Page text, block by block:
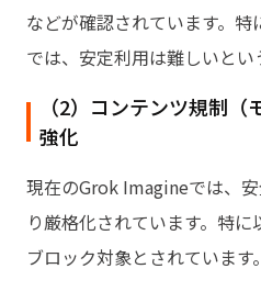
などが確認されています。
では、安定利用は難しいとい
（2）コンテンツ規制
強化
現在のGrok Imagineでは、
り厳格化されています。特
ブロック対象とされています。